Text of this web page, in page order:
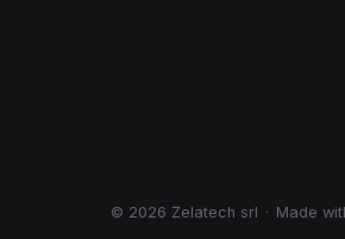
© 2026 Zelatech srl · Made